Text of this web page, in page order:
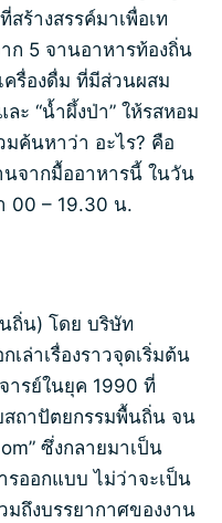
สร้างสรรค์มาเพื่อเท
ก 5 จานอาหารท้องถิ่น
รื่องดื่ม ที่มีส่วนผสม
ละ “น้ำผึ้งป่า” ให้รสหอม
ค้นหาว่า อะไร? คือ
นจากมื้ออาหารนี้ ในวัน
00 – 19.30 น.
ถิ่น) โดย บริษัท
ล่าเรื่องราวจุดเริ่มต้น
ารย์ในยุค 1990 ที่
สถาปัตยกรรมพื้นถิ่น จน
ซึ่งกลายมาเป็น
ออกแบบ ไม่ว่าจะเป็น
มถึงบรรยากาศของงาน